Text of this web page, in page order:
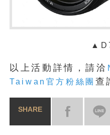
以上活動詳情，請洽
Taiwan官方粉絲團 查
SHARE